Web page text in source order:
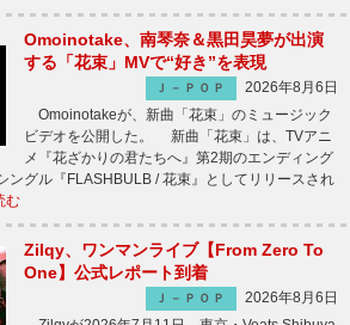
Omoinotake、南琴奈＆黒田昊夢が出演
する「花束」MVで“好き”を表現
Ｊ－ＰＯＰ
2026年8月6日
Omoinotakeが、新曲「花束」のミュージック
ビデオを公開した。 新曲「花束」は、TVアニ
メ『花ざかりの君たちへ』第2期のエンディング
ングル『FLASHBULB / 花束』としてリリースされ
む
Zilqy、ワンマンライブ【From Zero To
One】公式レポート到着
Ｊ－ＰＯＰ
2026年8月6日